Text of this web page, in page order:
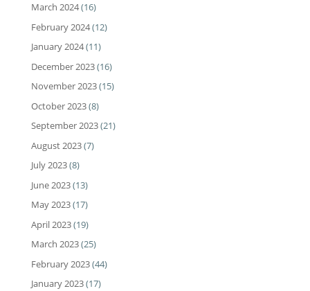
March 2024(16)
February 2024(12)
January 2024(11)
December 2023(16)
November 2023(15)
October 2023(8)
September 2023(21)
August 2023(7)
July 2023(8)
June 2023(13)
May 2023(17)
April 2023(19)
March 2023(25)
February 2023(44)
January 2023(17)